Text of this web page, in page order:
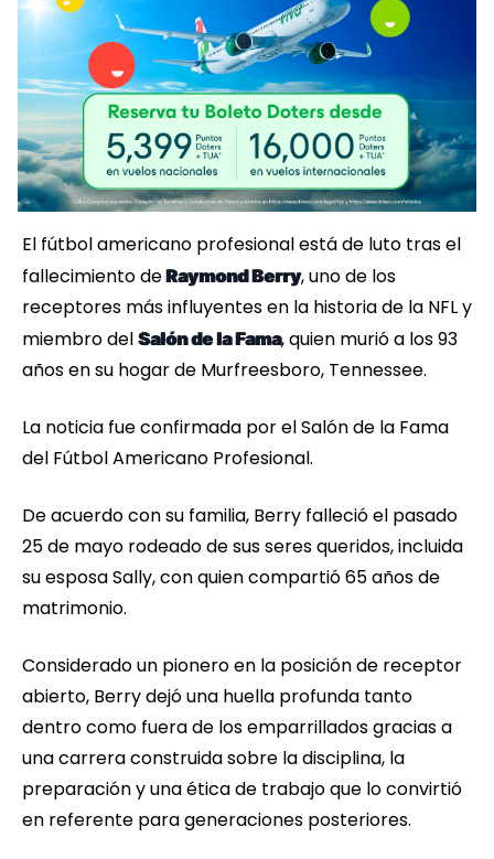
El fútbol americano profesional está de luto tras el
fallecimiento deRaymond Berry, uno de los
receptores más influyentes en la historia de la NFL y
miembro del Salón de la Fama, quien murió a los 93
años en su hogar de Murfreesboro, Tennessee.
La noticia fue confirmada por el Salón de la Fama
del Fútbol Americano Profesional.
De acuerdo con su familia, Berry falleció el pasado
25 de mayo rodeado de sus seres queridos, incluida
su esposa Sally, con quien compartió 65 años de
matrimonio.
Considerado un pionero en la posición de receptor
abierto, Berry dejó una huella profunda tanto
dentro como fuera de los emparrillados gracias a
una carrera construida sobre la disciplina, la
preparación y una ética de trabajo que lo convirtió
en referente para generaciones posteriores.